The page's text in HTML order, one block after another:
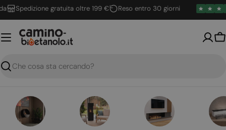
Vai
al
contenuto
Spedizione gratuita oltre 199 € Reso entro 30 giorni
Ricerca